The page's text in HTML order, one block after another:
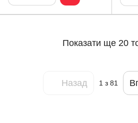
Показати ще 20
Назад 1 з 81